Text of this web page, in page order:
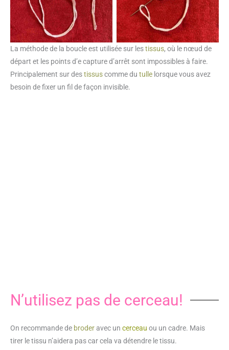
La méthode de la boucle est utilisée sur lestissus, où le nœud de
départ et les points d’e capture d’arrêt sont impossibles à faire.
Principalement sur destissuscomme du tulle lorsque vous avez
besoin de fixer un fil de façon invisible.
N’utilisez pas de cerceau!
On recommande de broderavec un cerceau ou un cadre. Mais
tirer le tissu n’aidera pas car cela va détendre le tissu.